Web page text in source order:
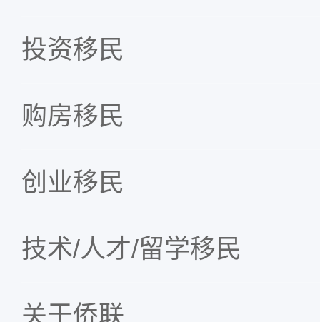
投资移民
购房移民
创业移民
技术/人才/留学移民
关于侨联